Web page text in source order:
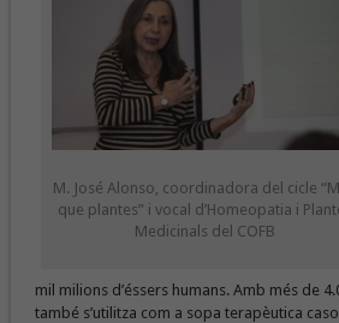
M. José Alonso, coordinadora del cicle
que plantes” i vocal d’Homeopatia i
Medicinals del COFB
mil milions d’éssers humans. Amb més de
també s’utilitza com a sopa terapèutica